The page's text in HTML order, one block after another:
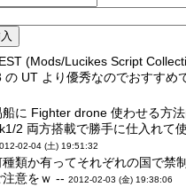
(Mods/Lucikes Script
の UT より優秀なのでおすすめ
船に Fighter drone 使わせる方
2 両方搭載で勝手に仕入れて
02-04 (土) 19:51:32
類か有ってそれぞれの国で禁
注意をｗ --2012-02-03 (金) 19:38:06